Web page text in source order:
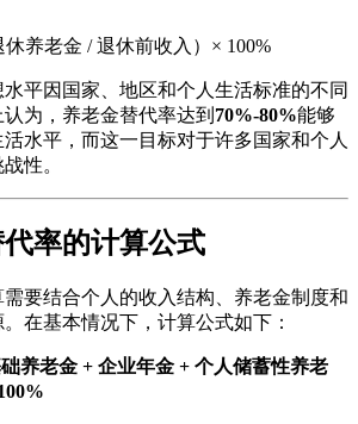
养老金 / 退休前收入）× 100%
平因国家、地区和个人生活标准的不同
为，养老金替代率达到 70%-80%能够
水平，而这一目标对于许多国家和个人
性。
率的计算公式
要结合个人的收入结构、养老金制度和
在基本情况下，计算公式如下：
养老金 + 企业年金 + 个人储蓄性养老